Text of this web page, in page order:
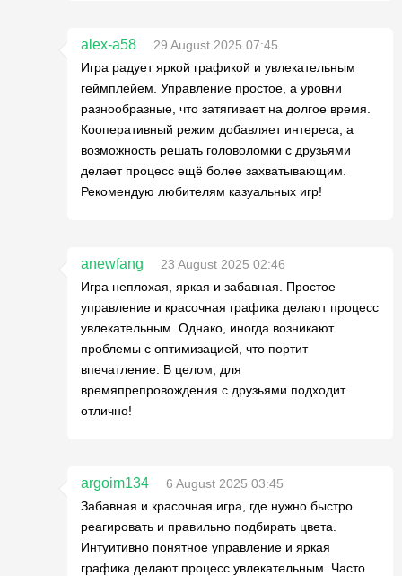
alex-a58
29 August 2025 07:45
Игра радует яркой графикой и увлекательным
геймплейем. Управление простое, а уровни
разнообразные, что затягивает на долгое время.
Кооперативный режим добавляет интереса, а
возможность решать головоломки с друзьями
делает процесс ещё более захватывающим.
Рекомендую любителям казуальных игр!
anewfang
23 August 2025 02:46
Игра неплохая, яркая и забавная. Простое
управление и красочная графика делают процесс
увлекательным. Однако, иногда возникают
проблемы с оптимизацией, что портит
впечатление. В целом, для
времяпрепровождения с друзьями подходит
отлично!
argoim134
6 August 2025 03:45
Забавная и красочная игра, где нужно быстро
реагировать и правильно подбирать цвета.
Интуитивно понятное управление и яркая
графика делают процесс увлекательным. Часто